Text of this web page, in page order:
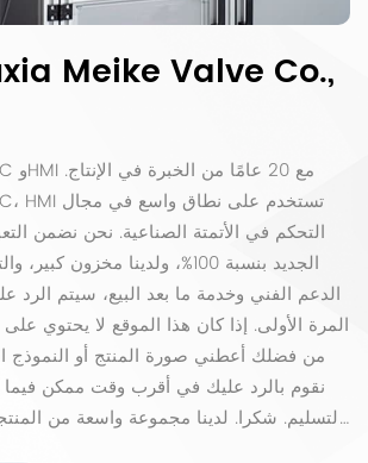
Meike Valve Co.,
التحكم في الأتمتة الصناعية. نحن نضمن
الجديد بنسبة 100%، ولدينا مخزون
الدعم الفني وخدمة ما بعد البيع، سيتم الرد
المرة الأولى. إذا كان هذا الموقع لا يحتوي
من فضلك أعطني صورة المنتج أو النموذج
نقوم بالرد عليك في أقرب وقت ممكن فيما
التسليم. شكرا. لدينا مجموعة واسعة من